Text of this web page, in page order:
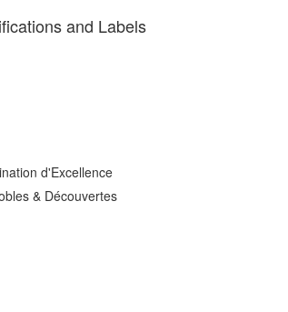
and Labels
d'Excellence
& Découvertes